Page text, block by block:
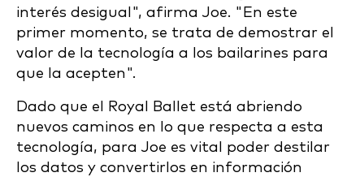
interés desigual", afirma Joe. "En este
primer momento, se trata de demostrar el
valor de la tecnología a los bailarines para
que la acepten".
Dado que el Royal Ballet está abriendo
nuevos caminos en lo que respecta a esta
tecnología, para Joe es vital poder destilar
los datos y convertirlos en información